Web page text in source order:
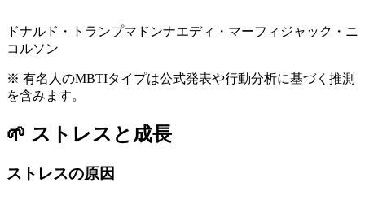
ドナルド・トランプマドンナエディ・マーフィ ジャック・ニ
コルソン
※ 有名人のMBTIタイプは公式発表や行動分析に基づく推測
を含みます。
🌱 ストレスと成長
ストレスの原因